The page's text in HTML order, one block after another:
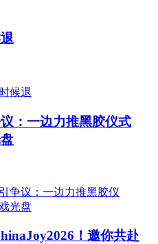
：一边力推黑胶仪式
！邀你共赴